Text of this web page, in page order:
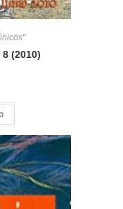
(2010)